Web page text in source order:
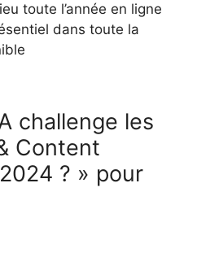
toute l’année en ligne
dans toute la
challenge les
Content
? » pour